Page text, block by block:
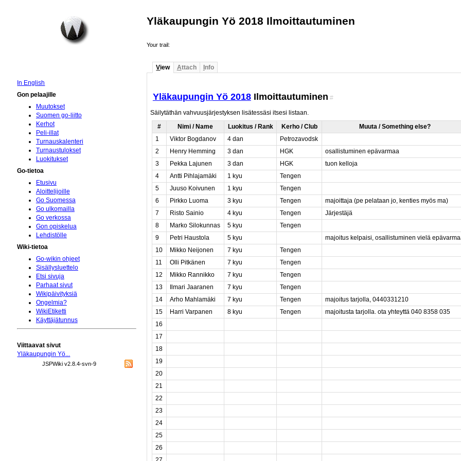
Yläkaupungin Yö 2018 Ilmoittautuminen
Your trail:
View Attach Info
Yläkaupungin Yö 2018Ilmoittautuminen #
Säilytäthän vahvuusjärjestyksen lisätessäsi itsesi listaan.
#
Nimi / Name Luokitus / Rank Kerho / Club
Muuta / Something else?
1
Viktor Bogdanov 4 dan
Petrozavodsk
2
Henry Hemming 3 dan HGK
osallistuminen epävarmaa
3
Pekka Lajunen 3 dan HGK
tuon kelloja
4
Antti Pihlajamäki 1 kyu
Tengen
5
Juuso Koivunen 1 kyu
Tengen
6
Pirkko Luoma 3 kyu Tengen
majoittaja (pe pelataan jo, kenties myös ma)
7
Risto Sainio 4 kyu Tengen
Järjestäjä
8
Marko Silokunnas 5 kyu
Tengen
9
Petri Haustola 5 kyu
majoitus kelpaisi, osallistuminen vielä
10
Mikko Neijonen 7 kyu
Tengen
11
Olli Pitkänen 7 kyu
Tengen
12
Mikko Rannikko 7 kyu
Tengen
13
Ilmari Jaaranen 7 kyu
Tengen
14
Arho Mahlamäki 7 kyu Tengen
majoitus tarjolla, 0440331210
15
Harri Varpanen 8 kyu Tengen
majoitusta tarjolla. ota yhteyttä 040 8358 035
16
17
18
19
20
21
22
23
24
25
26
In English
Gon pelaajille
Muutokset
Suomen go-liitto
Kerhot
Peli-illat
Turnauskalenteri
Turnaustulokset
Luokitukset
Go-tietoa
Etusivu
Aloittelijoille
Go Suomessa
Go ulkomailla
Go verkossa
Gon opiskelua
Lehdistölle
Wiki-tietoa
Go-wikin ohjeet
Sisällysluettelo
Etsi sivuja
Parhaat sivut
Wikipäivityksiä
Ongelmia?
WikiEtiketti
Käyttäjätunnus
Viittaavat sivut
Yläkaupungin Yö...
JSPWiki v2.8.4-svn-9